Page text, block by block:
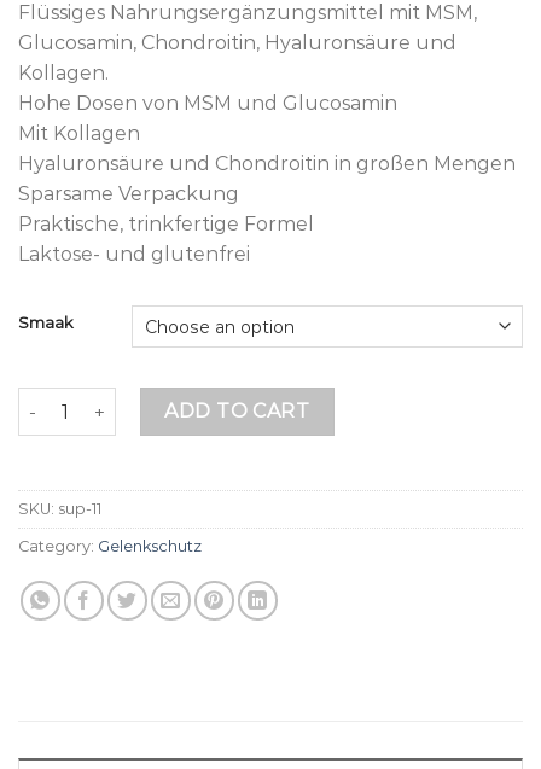
Flüssiges Nahrungsergänzungsmittel mit MSM,
Glucosamin, Chondroitin, Hyaluronsäure und
Kollagen.
Hohe Dosen von MSM und Glucosamin
Mit Kollagen
Hyaluronsäure und Chondroitin in großen Mengen
Sparsame Verpackung
Praktische, trinkfertige Formel
Laktose- und glutenfrei
Smaak
Arthro Forte Liquid - 500ml quantity
ADD TO CART
SKU: sup-11
Category: Gelenkschutz